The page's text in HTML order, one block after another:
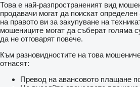
Това е най-разпространеният вид
продавачи могат да поискат определен
на правото ви за закупуване на
мошениците могат да съберат голяма
да не отговарят повече.
Към разновидностите на това
отнасят:
Превод на авансовото плащане